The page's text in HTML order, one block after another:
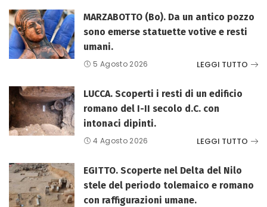
MARZABOTTO (Bo). Da un antico pozzo
sono emerse statuette votive e resti
umani.
5 Agosto 2026 LEGGI TUTTO
LUCCA. Scoperti i resti di un edificio
romano del I-II secolo d.C. con
intonaci dipinti.
4 Agosto 2026 LEGGI TUTTO
EGITTO. Scoperte nel Delta del Nilo
stele del periodo tolemaico e romano
con raffigurazioni umane.